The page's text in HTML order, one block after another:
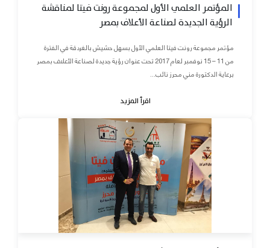
المؤتمر العلمي الأول لمجموعة رونت فيتا لمناقشة
الرؤية الجديدة لصناعة الأعلاف بمصر
مؤتمر مجموعة رونت فيتا العلمي الأول بسهل حشيش بالغردقة في الفترة
من 11 – 15 نوفمبر لعام 2017 تحت عنوان رؤية جديدة لصناعة الأعلاف بمصر
برعاية الدكتورة مني محرز نائب...
اقرأ المزيد